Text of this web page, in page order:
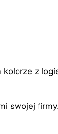
z
swojej